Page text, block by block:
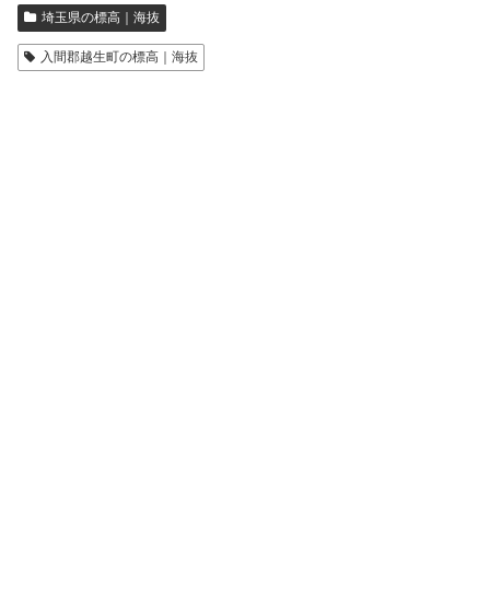
埼玉県の標高｜海抜
入間郡越生町の標高｜海抜